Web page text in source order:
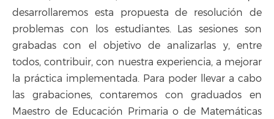
desarrollaremos esta propuesta de resolución de
problemas con los estudiantes. Las sesiones son
grabadas con el objetivo de analizarlas y, entre
todos, contribuir, con nuestra experiencia, a mejorar
la práctica implementada. Para poder llevar a cabo
las grabaciones, contaremos con graduados en
Maestro de Educación Primaria o de Matemáticas